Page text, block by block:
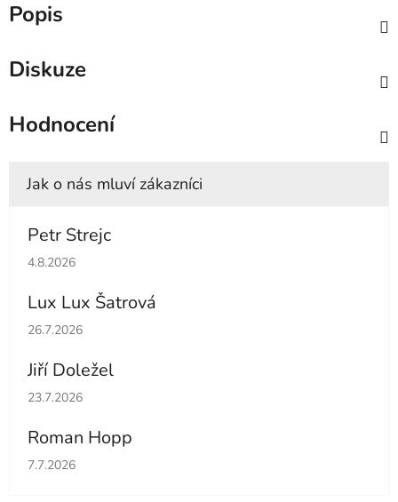
Popis
Diskuze
Hodnocení
Petr Strejc
Hodnocení obchodu je 5 z 5 hvězdiček.
4.8.2026
Lux Lux Šatrová
Hodnocení obchodu je 5 z 5 hvězdiček.
26.7.2026
Jiří Doležel
Hodnocení obchodu je 5 z 5 hvězdiček.
23.7.2026
Roman Hopp
Hodnocení obchodu je 5 z 5 hvězdiček.
7.7.2026